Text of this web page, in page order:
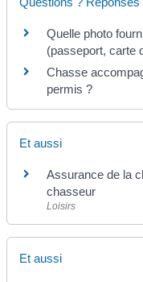
Quelle photo
(passeport, carte
Chasse
permis ?
Et aussi
Assurance de la
chasseur
Loisirs
Et aussi